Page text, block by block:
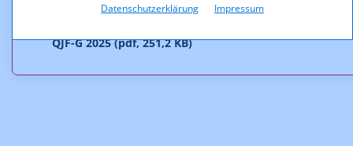
Datenschutzerklärung Impressum
QJF-G 2025 (pdf, 251,2 KB)